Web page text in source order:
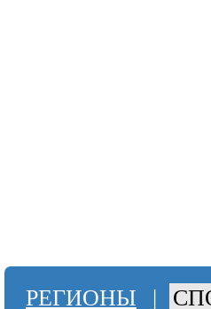
РЕГИОНЫ |